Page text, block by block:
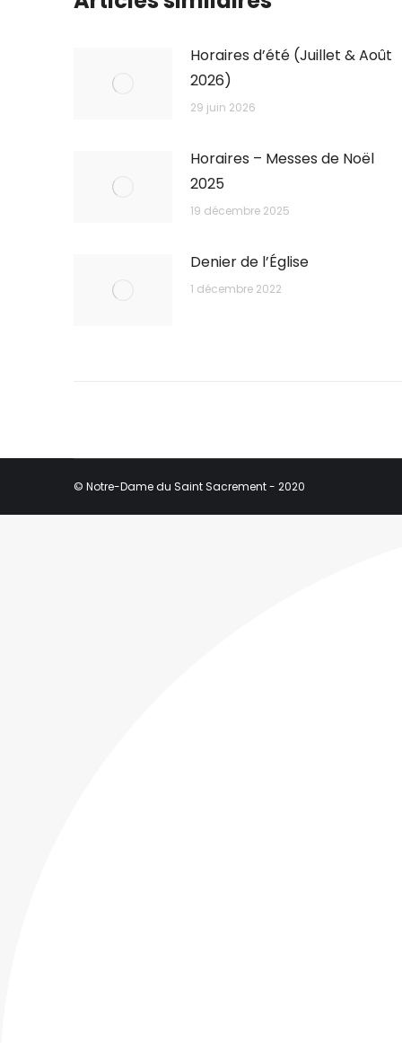
Horaires d’été (Juillet & Août
2026)
29 juin 2026
Horaires – Messes de Noël
2025
19 décembre 2025
Denier de l’Église
1 décembre 2022
© Notre-Dame du Saint Sacrement - 2020